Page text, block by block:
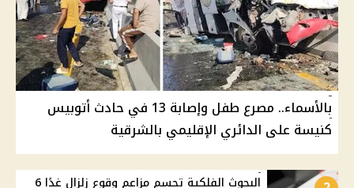
بالأسماء.. مصرع طفل وإصابة 13 في حادث أتوبيس
كنيسة على الدائري الإقليمي بالشرقية
البحوث الفلكية تحسم مزاعم وقوع زلزال غدًا 6